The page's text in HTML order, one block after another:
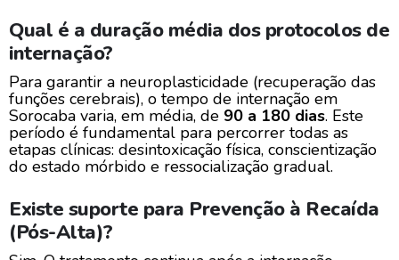
Qual é a duração média dos protocolos de
internação?
Para garantir a neuroplasticidade (recuperação das
funções cerebrais), o tempo de internação em
Sorocaba varia, em média, de 90 a 180 dias. Este
período é fundamental para percorrer todas as
etapas clínicas: desintoxicação física, conscientização
do estado mórbido e ressocialização gradual.
Existe suporte para Prevenção à Recaída
(Pós-Alta)?